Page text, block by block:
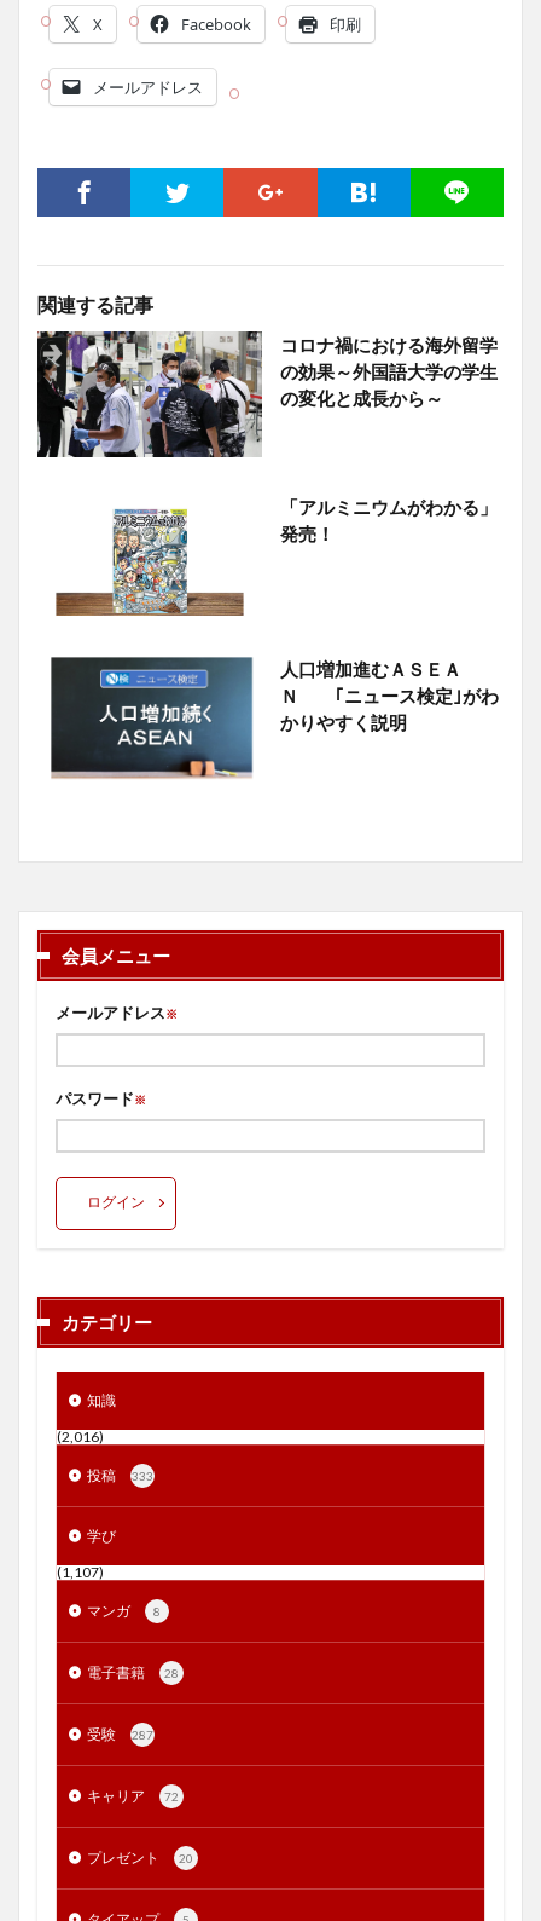
X Facebook 印刷
メールアドレス
関連する記事
コロナ禍における海外留学
の効果～外国語大学の学生
の変化と成長から～
「アルミニウムがわかる」
発売！
人口増加進むＡＳＥＡ
Ｎ ｢ニュース検定｣がわ
かりやすく説明
会員メニュー
メールアドレス※
パスワード※
ログイン
カテゴリー
知識
(2,016)
投稿 333
学び
(1,107)
マンガ 8
電子書籍 28
受験 287
キャリア 72
プレゼント 20